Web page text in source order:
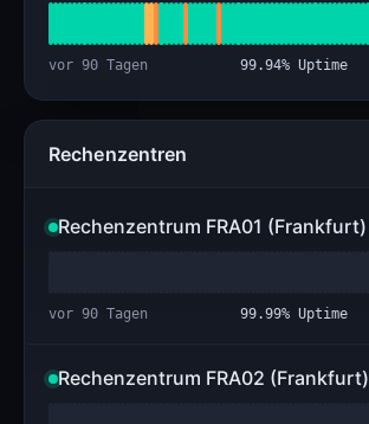
vor 90 Tagen 99.94% Uptime
Rechenzentren
Rechenzentrum FRA01 (Frankfurt)
vor 90 Tagen 99.99% Uptime
Rechenzentrum FRA02 (Frankfurt)